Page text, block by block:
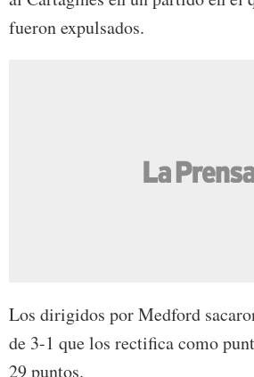
fueron expulsados.
Los dirigidos por Medford
de 3-1 que los rectifica como
29 puntos.